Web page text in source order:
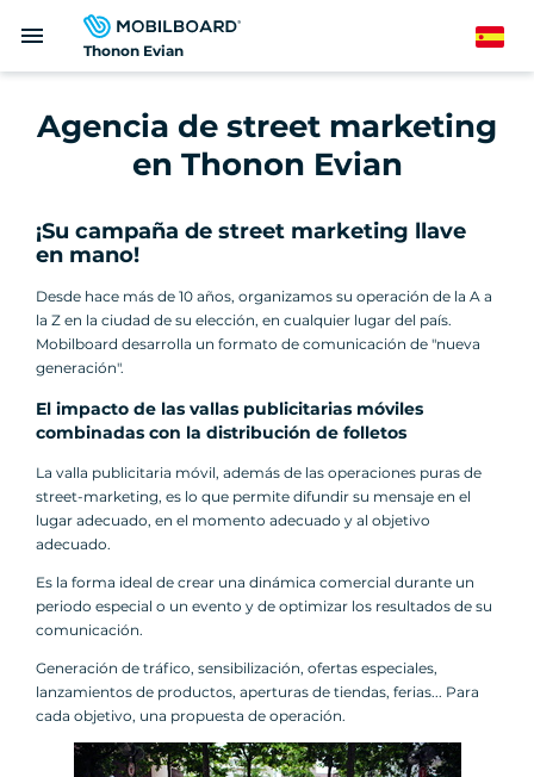
Thonon Evian
menu Spanish
Agencia de street marketing
en Thonon Evian
¡Su campaña de street marketing llave
en mano!
Desde hace más de 10 años, organizamos su operación de la A a
la Z en la ciudad de su elección, en cualquier lugar del país.
Mobilboard desarrolla un formato de comunicación de "nueva
generación".
El impacto de las vallas publicitarias móviles
combinadas con la distribución de folletos
La valla publicitaria móvil, además de las operaciones puras de
street-marketing, es lo que permite difundir su mensaje en el
lugar adecuado, en el momento adecuado y al objetivo
adecuado.
Es la forma ideal de crear una dinámica comercial durante un
periodo especial o un evento y de optimizar los resultados de su
comunicación.
Generación de tráfico, sensibilización, ofertas especiales,
lanzamientos de productos, aperturas de tiendas, ferias... Para
cada objetivo, una propuesta de operación.